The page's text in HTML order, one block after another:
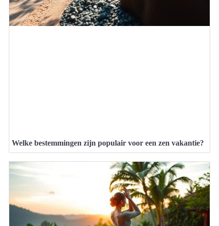
Welke bestemmingen zijn populair voor een zen vakantie?